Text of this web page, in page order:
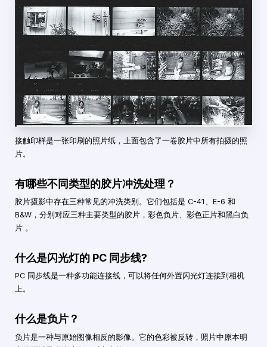
接触印样是一张印刷的照片纸，上面包含了一卷胶片中所有拍摄的照
片。
有哪些不同类型的胶片冲洗处理？
胶片摄影中存在三种常见的冲洗类别。它们包括是 C-41、E-6 和
B&W，分别对应三种主要类型的胶片，彩色负片、彩色正片和黑白负
片 。
什么是闪光灯的 PC 同步线?
PC 同步线是一种多功能连接线，可以将任何外置闪光灯连接到相机
上。
什么是负片？
负片是一种与原始图像相反的影像。它的色彩被反转，照片中原本明